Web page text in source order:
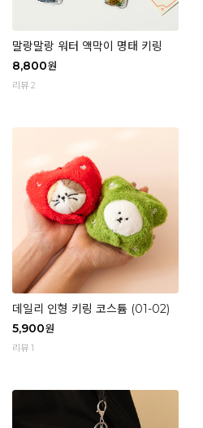
말랑말랑 워터 액막이 명태 키링
8,800원
리뷰 2
데일리 인형 키링 코스튬 (01-02)
5,900원
리뷰 1